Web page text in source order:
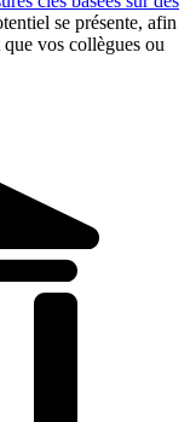
se présente, afin
vos collègues ou